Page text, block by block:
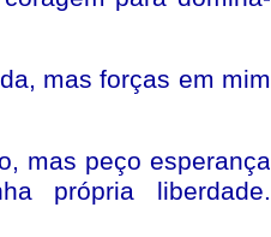
mas forças em mim
mas peço esperança
própria liberdade.